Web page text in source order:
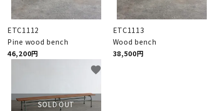
ETC1112
Pine wood bench
46,200円
ETC1113
Wood bench
38,500円
SOLD OUT
favorite